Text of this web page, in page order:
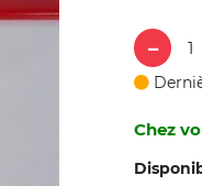
Chez